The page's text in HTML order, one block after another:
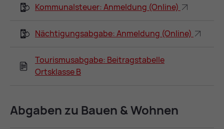
Kommunalsteuer: Anmeldung (Online)
Nächtigungsabgabe: Anmeldung (Online)
Tourismusabgabe: Beitragstabelle
Ortsklasse B
Ab­ga­ben zu Bau­en & Woh­nen